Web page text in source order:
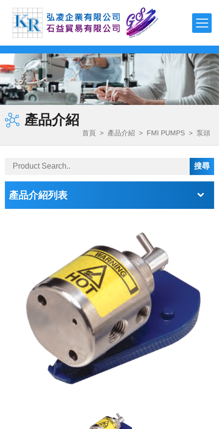
最新消息
公司簡介
產品介紹
µPOL™嵌入式DC-DC轉換器
吸波材 / 磁性片
透明導電薄膜
電容器
電感器
EMC對策產品
RF產品和模塊
電壓/過熱保護器件
壓電元件
鐵氧體磁鐵
TDK-LAMBDA
可編程直流電源(CVCC)
高壓電源
EMC濾波器
簡易恆流控制電源
AC-DC雙/多輸出電源
AC-DC單輸出電源
導軌電源
DC-DC電源
DC-DC雙向轉換器
FMI PUMPS
泵頭
泵頭驅動模組
高精度計量系統
OEM 泵/ 雙步進泵
控制器 / 馬達控制板
特殊泵浦 / 點滴器
周邊配件
FOT PUMPS
磁力驅動齒輪泵
旋轉葉片泵
磁力驅動旋轉葉片泵
計量控制系統
磁力驅動齒輪泵馬達裝置
電磁閥泵
系統泵
MVV GEAR PUMPS
聚氨酯-製程應用
製程計量
化學應用
超微量加工泵浦
熱熔膠–雙出口端
丙烯酸（壓克力）解決方案
快速換色系統
FDA 等級氣動隔膜泵
氣動雙隔膜泵浦
多功能測漏儀
電子調控計量泵浦
TEONEX Q83
PEEK FILMS
APTIV 2000 Series
APTIV 2100 Series
磁性流體
羧基磁珠
二氧化矽磁珠
鏈親和素磁珠
氨基磁珠
詢價系統
聯絡我們
產品介紹
首頁 > 產品介紹 > FMI PUMPS > 泵頭
產品介紹列表
FMI PUMPS
泵頭驅動模組
高精度計量系統
OEM 泵/ 雙步進泵
控制器 / 馬達控制板